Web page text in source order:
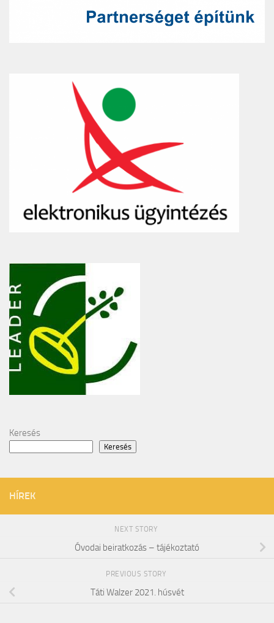
Keresés
Keresés
HÍREK
NEXT STORY
Óvodai beiratkozás – tájékoztató
PREVIOUS STORY
Táti Walzer 2021. húsvét